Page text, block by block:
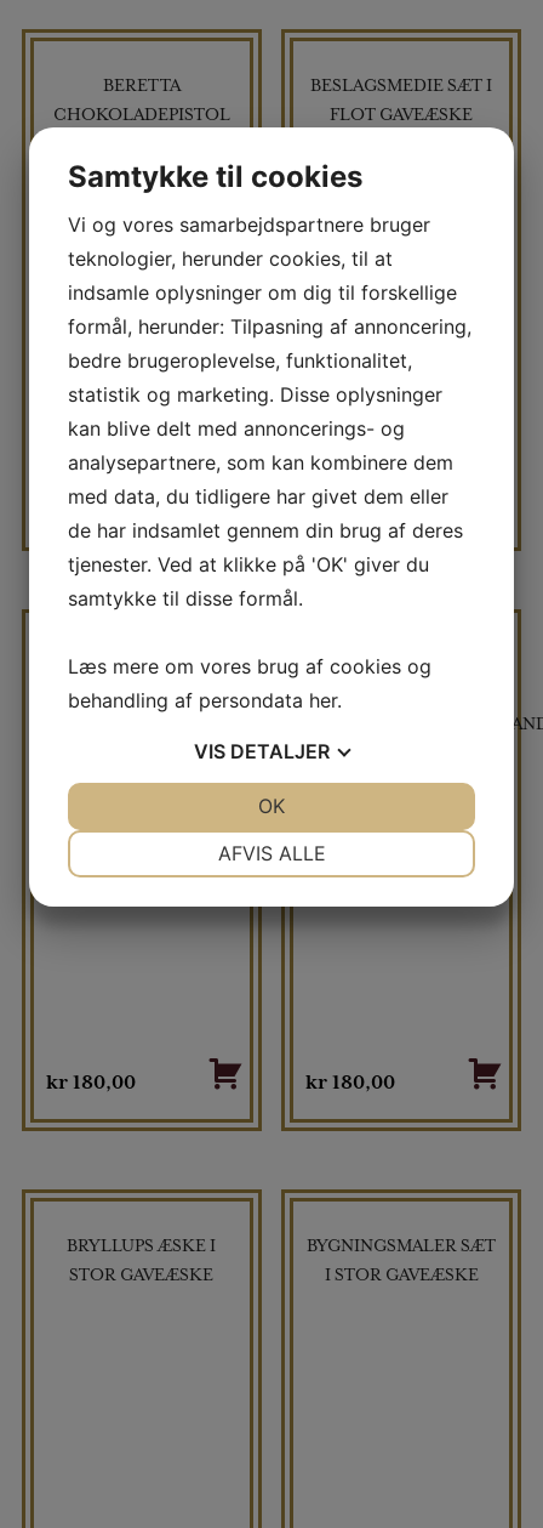
BERETTA
CHOKOLADEPISTOL
180,00
BESLAGSMEDIE SÆT I
FLOT GAVEÆSKE
kr180,00
BMW KIT I STOR
GAVEÆSKE
kr180,00
BRANDMANDS SÆT
I FLOT GAVEÆSKE
kr 180,00
BRYLLUPS ÆSKE I
STOR GAVEÆSKE
BYGNINGSMALER SÆT
I STOR GAVEÆSKE
Samtykke til cookies
Vi og vores samarbejdspartnere bruger
teknologier, herunder cookies, til at
indsamle oplysninger om dig til forskellige
formål, herunder: Tilpasning af annoncering,
bedre brugeroplevelse, funktionalitet,
statistik og marketing. Disse oplysninger
kan blive delt med annoncerings- og
analysepartnere, som kan kombinere dem
med data, du tidligere har givet dem eller
de har indsamlet gennem din brug af deres
tjenester. Ved at klikke på 'OK' giver du
samtykke til disse formål.
Læs mere om vores brug af cookies og
behandling af persondata her.
VIS DETALJER
AFVIS ALLE
OK